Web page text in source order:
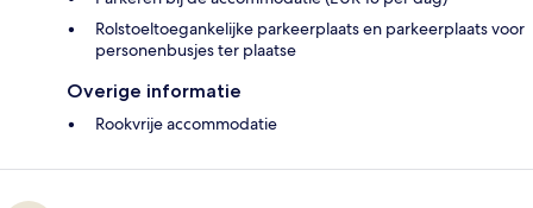
Rolstoeltoegankelijke parkeerplaats en parkeerplaats voor
personenbusjes ter plaatse
Overige informatie
Rookvrije accommodatie